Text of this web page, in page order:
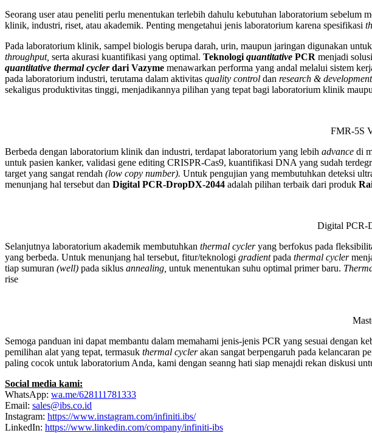
Seorang user atau peneliti perlu menentukan terlebih dahulu kebutuhan laboratorium sebelum
klinik, industri, riset, atau akademik. Penting mengetahui jenis laboratorium karena spesifikasi
Pada laboratorium klinik, sampel biologis berupa darah, urin, maupun jaringan digunakan
throughput, serta akurasi kuantifikasi yang optimal. Teknologi quantitative PCR menjadi
quantitative thermal cyclerdari Vazyme menawarkan performa yang andal melalui sistem
pada laboratorium industri, terutama dalam aktivitas quality control dan research & development
sekaligus produktivitas tinggi, menjadikannya pilihan yang tepat bagi laboratorium klinik
FMR-5S
Berbeda dengan laboratorium klinik dan industri, terdapat laboratorium yang lebih advance di
untuk pasien kanker, validasi gene editing CRISPR-Cas9, kuantifikasi DNA yang sudah
target yang sangat rendah (low copy number). Untuk pengujian yang membutuhkan deteksi
menunjang hal tersebut dan Digital PCR-DropDX-2044 adalah pilihan terbaik dari produk
Digital PCR-
Selanjutnya laboratorium akademik membutuhkan thermal cycleryang berfokus pada
yang berbeda. Untuk menunjang hal tersebut, fitur/teknologi gradientpada thermal cycler
tiap sumuran (well) pada siklus annealing, untuk menentukan suhu optimal primer baru.
rise
Semoga panduan ini dapat membantu dalam memahami jenis-jenis PCR yang sesuai dengan
pemilihan alat yang tepat, termasuk thermal cyclerakan sangat berpengaruh pada kelancaran
paling cocok untuk laboratorium Anda, kami dengan seanng hati siap menajdi rekan diskusi
Social media kami:
WhatsApp: wa.me/628111781333
Email: sales@ibs.co.id
Instagram: https://www.instagram.com/infiniti.ibs/
LinkedIn: https://www.linkedin.com/company/infiniti-ibs